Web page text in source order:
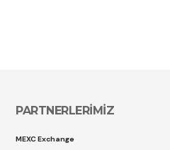
PARTNERLERİMİZ
MEXC Exchange